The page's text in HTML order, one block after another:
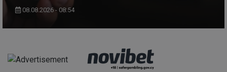
08.08.2026 - 08:54